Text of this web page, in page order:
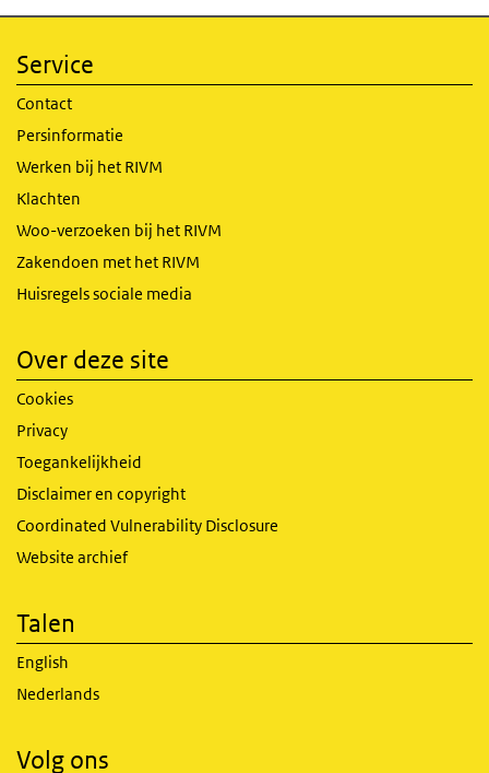
Service
Contact
Persinformatie
Werken bij het RIVM
Klachten
Woo-verzoeken bij het RIVM
Zakendoen met het RIVM
Huisregels sociale media
Over deze site
Cookies
Privacy
Toegankelijkheid
Disclaimer en copyright
Coordinated Vulnerability Disclosure
Website archief
Talen
English
Nederlands
Volg ons